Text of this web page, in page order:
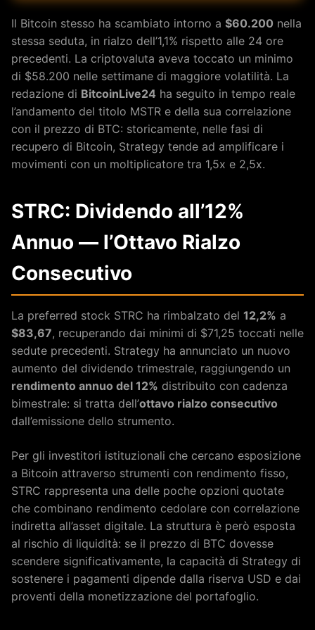
Il Bitcoin stesso ha scambiato intorno a $60.200 nella
stessa seduta, in rialzo dell’1,1% rispetto alle 24 ore
precedenti. La criptovaluta aveva toccato un minimo
di $58.200 nelle settimane di maggiore volatilità. La
redazione di BitcoinLive24 ha seguito in tempo reale
l’andamento del titolo MSTR e della sua correlazione
con il prezzo di BTC: storicamente, nelle fasi di
recupero di Bitcoin, Strategy tende ad amplificare i
movimenti con un moltiplicatore tra 1,5x e 2,5x.
STRC: Dividendo all’12%
Annuo — l’Ottavo Rialzo
Consecutivo
La preferred stock STRC ha rimbalzato del 12,2% a
$83,67, recuperando dai minimi di $71,25 toccati nelle
sedute precedenti. Strategy ha annunciato un nuovo
aumento del dividendo trimestrale, raggiungendo un
rendimento annuo del 12% distribuito con cadenza
bimestrale: si tratta dell’ottavo rialzo consecutivo
dall’emissione dello strumento.
Per gli investitori istituzionali che cercano esposizione
a Bitcoin attraverso strumenti con rendimento fisso,
STRC rappresenta una delle poche opzioni quotate
che combinano rendimento cedolare con correlazione
indiretta all’asset digitale. La struttura è però esposta
al rischio di liquidità: se il prezzo di BTC dovesse
scendere significativamente, la capacità di Strategy di
sostenere i pagamenti dipende dalla riserva USD e dai
proventi della monetizzazione del portafoglio.